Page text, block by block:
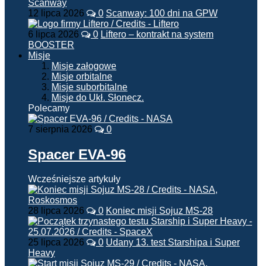
12 lipca 2026 0 Scanway: 100 dni na GPW
6 lipca 2026 0 Liftero – kontrakt na system
BOOSTER
Misje
Misje załogowe
Misje orbitalne
Misje suborbitalne
Misje do Ukł. Słonecz.
Polecamy
7 sierpnia 2026 0
Spacer EVA-96
Wcześniejsze artykuły
28 lipca 2026 0 Koniec misji Sojuz MS-28
25 lipca 2026 0 Udany 13. test Starshipa i Super
Heavy